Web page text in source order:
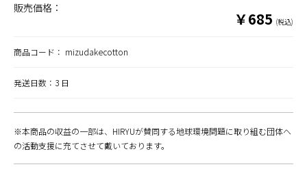
販売価格：
￥685 (税込)
商品コード： mizudakecotton
発送日数：3 日
※本商品の収益の一部は、HIRYUが賛同する地球環境問題に取り組む団体へ
の活動支援に充てさせて戴いております。